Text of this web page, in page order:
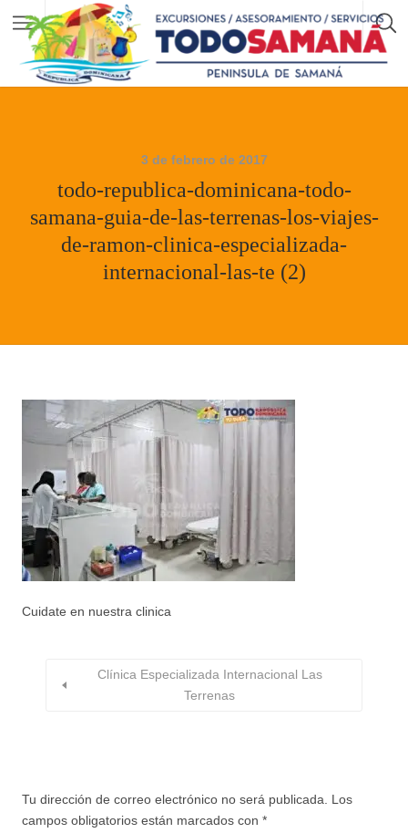
3 de febrero de 2017
todo-republica-dominicana-todo-
samana-guia-de-las-terrenas-los-viajes-
de-ramon-clinica-especializada-
internacional-las-te (2)
Cuidate en nuestra clinica
Clínica Especializada Internacional Las
Terrenas
Tu dirección de correo electrónico no será publicada.
Los
campos obligatorios están marcados con *